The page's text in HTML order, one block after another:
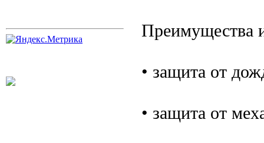
Преимущества
• защита от
• защита от